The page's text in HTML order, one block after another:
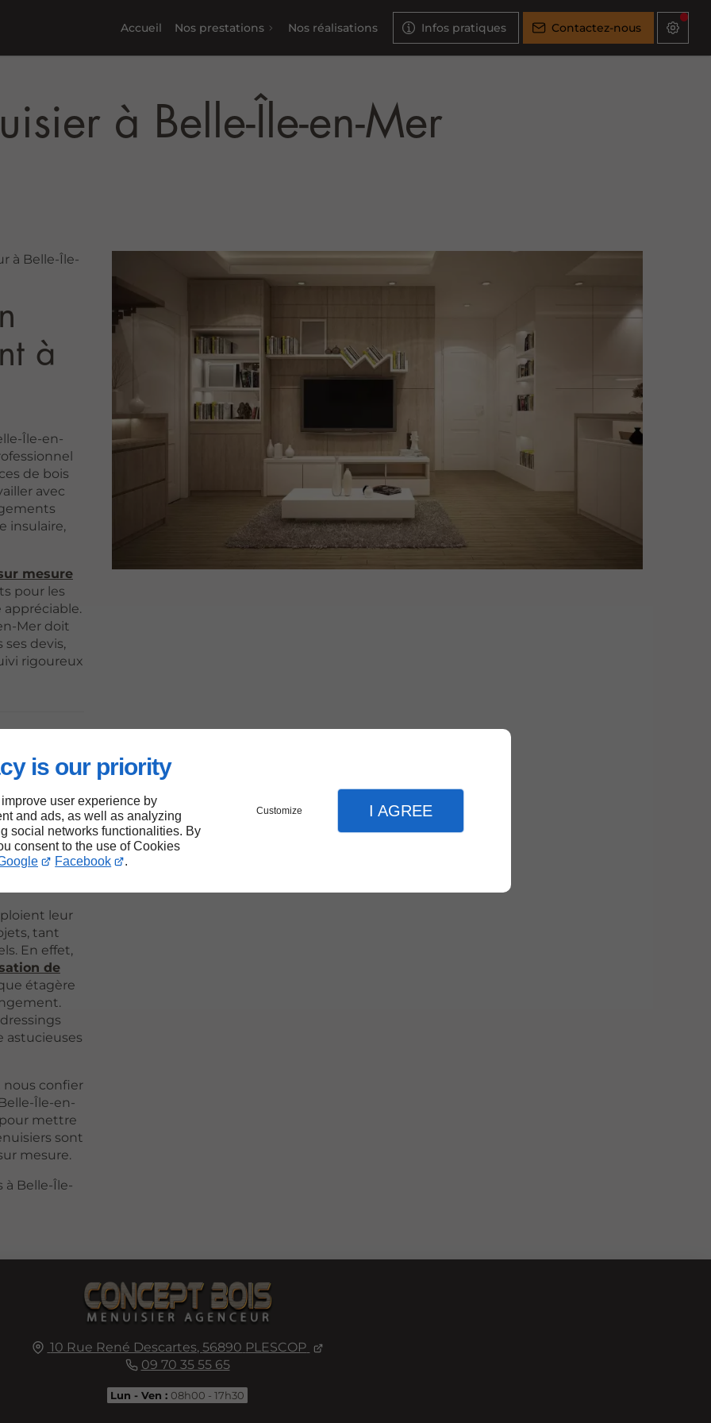
is our priority
user experience by
and ads, as well as analyzing
social networks functionalities. By
consent to the use of Cookies
Facebook .
Customize I AGREE
Accueil Nos prestations Nos réalisations Infos pratiques Contactez-nous
à Belle-Île-en-Mer
à Belle-Île-
à
Île-en-
de bois
avec
insulaire,
mesure
pour les
appréciable.
Mer doit
devis,
rigoureux
à
leur
tant
En effet,
de
étagère
astucieuses
nous confier
Île-en-
mettre
sont
mesure.
à Belle-Île-
10 Rue René Descartes,56890 PLESCOP
09 70 35 55 65
Lun - Ven : 08h00 - 17h30